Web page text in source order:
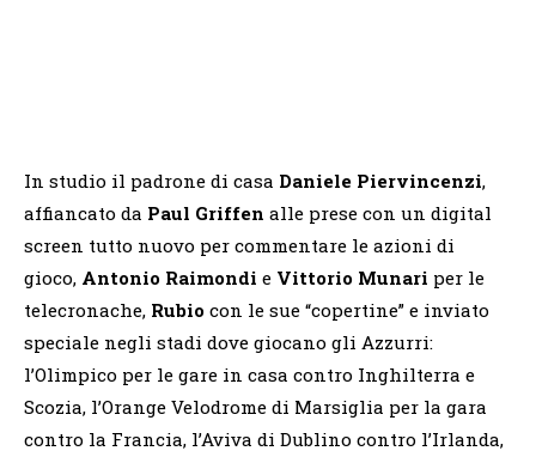
In studio il padrone di casa Daniele Piervincenzi,
affiancato da Paul Griffen alle prese con un digital
screen tutto nuovo per commentare le azioni di
gioco, Antonio Raimondi e Vittorio Munari per le
telecronache, Rubio con le sue “copertine” e inviato
speciale negli stadi dove giocano gli Azzurri:
l’Olimpico per le gare in casa contro Inghilterra e
Scozia, l’Orange Velodrome di Marsiglia per la gara
contro la Francia, l’Aviva di Dublino contro l’Irlanda,